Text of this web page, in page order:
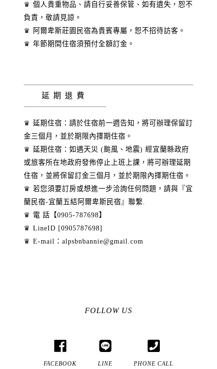
♛ 個人貴重物品、請自行妥善保管、如有遺失，恕不
負責，敬請見諒。
♛ 阿爾卑斯莊園民宿為貴賓專屬，恕不招待訪客。
♛ 年節期間住宿須預付全額訂金。
延期退費
♛ 延期住宿：請於住宿前一週告知，將可辦理保留訂
金三個月，並於期限內擇期住宿。
♛ 延期住宿：如遇天災 (颱風、地震) 經宜蘭縣政府
或旅客所在地政府發佈停止上班上課，將可辦理延期
住宿，並將保留訂金三個月，並於期限內擇期住宿。
♛ 若您須要訂房或想進一步洽詢任何問題，請與『宜
蘭民宿-宜蘭五結阿爾卑斯民宿』聯繫.
♛ 電 話【0905-787698】
♛ LineID [0905787698]
♛ E-mail： alpsbnbannie@gmail.com
FOLLOW US
FACEBOOK LINE PHONE CALL